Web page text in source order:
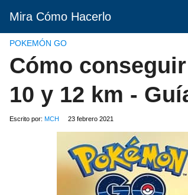
Mira Cómo Hacerlo
POKEMÓN GO
Cómo
10 y 12 km -
Escrito por: MCH 23 febrero 2021